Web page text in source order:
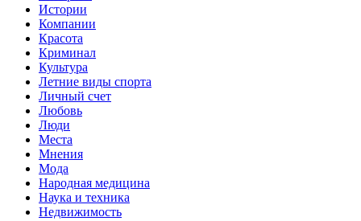
Истории
Компании
Красота
Криминал
Культура
Летние виды спорта
Личный счет
Любовь
Люди
Места
Мнения
Мода
Народная медицина
Наука и техника
Недвижимость